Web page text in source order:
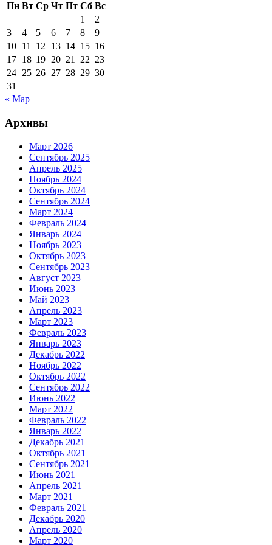
Пн Вт Ср Чт Пт Сб Вс
1
2
3
4 5 6 7 8
9
10 11 12 13 14 15 16
17 18 19 20 21 22 23
24 25 26 27 28 29 30
31
« Мар
Архивы
Март 2026
Сентябрь 2025
Апрель 2025
Ноябрь 2024
Октябрь 2024
Сентябрь 2024
Март 2024
Февраль 2024
Январь 2024
Ноябрь 2023
Октябрь 2023
Сентябрь 2023
Август 2023
Июнь 2023
Май 2023
Апрель 2023
Март 2023
Февраль 2023
Январь 2023
Декабрь 2022
Ноябрь 2022
Октябрь 2022
Сентябрь 2022
Июнь 2022
Март 2022
Февраль 2022
Январь 2022
Декабрь 2021
Октябрь 2021
Сентябрь 2021
Июнь 2021
Апрель 2021
Март 2021
Февраль 2021
Декабрь 2020
Апрель 2020
Март 2020